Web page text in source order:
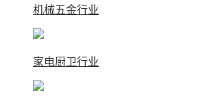
机械五金行业
家电厨卫行业